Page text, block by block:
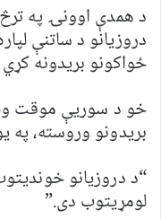
د همدې اوونۍ په
دروزیانو د ساتنې
ځواکونو بریدونه
خو د سوریې موقت
بریدونو وروسته، په
“د دروزیانو
لومړیتوب دی.”